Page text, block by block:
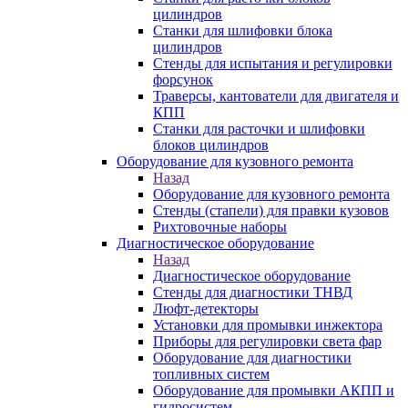
цилиндров
Станки для шлифовки блока
цилиндров
Стенды для испытания и регулировки
форсунок
Траверсы, кантователи для двигателя и
КПП
Станки для расточки и шлифовки
блоков цилиндров
Оборудование для кузовного ремонта
Назад
Оборудование для кузовного ремонта
Стенды (стапели) для правки кузовов
Рихтовочные наборы
Диагностическое оборудование
Назад
Диагностическое оборудование
Стенды для диагностики ТНВД
Люфт-детекторы
Установки для промывки инжектора
Приборы для регулировки света фар
Оборудование для диагностики
топливных систем
Оборудование для промывки АКПП и